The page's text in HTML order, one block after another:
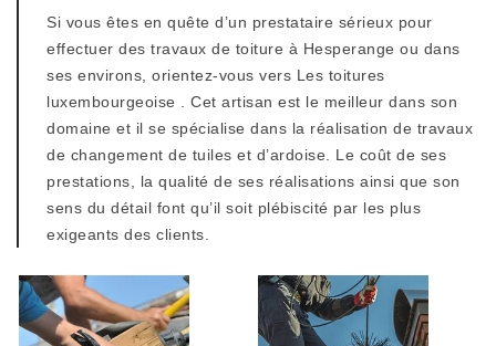
Si vous êtes en quête d’un prestataire sérieux pour
effectuer des travaux de toiture à Hesperange ou dans
ses environs, orientez-vous vers Les toitures
luxembourgeoise . Cet artisan est le meilleur dans son
domaine et il se spécialise dans la réalisation de travaux
de changement de tuiles et d’ardoise. Le coût de ses
prestations, la qualité de ses réalisations ainsi que son
sens du détail font qu’il soit plébiscité par les plus
exigeants des clients.